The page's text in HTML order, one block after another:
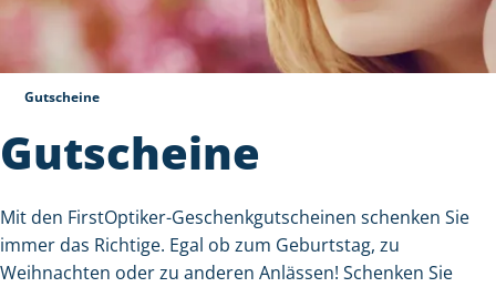
Gutscheine
Geschenk-
Gutscheine
Mit den FirstOptiker-Geschenkgutscheinen schenken Sie
immer das Richtige. Egal ob zum Geburtstag, zu
Weihnachten oder zu anderen Anlässen! Schenken Sie